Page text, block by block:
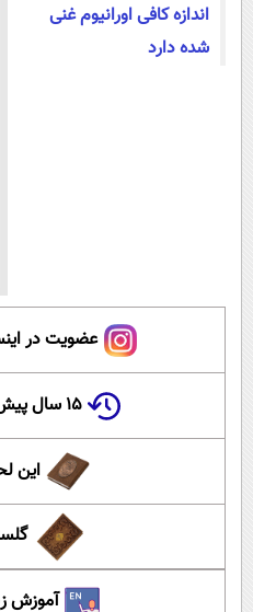
اندازه کافی اورانیوم غنی
شده دارد
عضویت در
۱۵ سال پیش در چنین روزی
این
آموزش